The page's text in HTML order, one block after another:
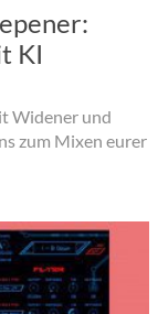
KI
Widener und
zum Mixen eurer